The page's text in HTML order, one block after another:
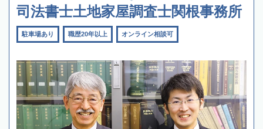
司法書士土地家屋調査士関根事務所
駐車場あり 職歴20年以上 オンライン相談可